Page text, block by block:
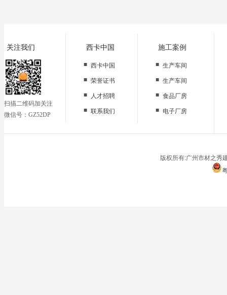
关注我们
扫描二维码加关注
微信号：GZ52DP
西卡中国
■ 西卡中国
■ 荣誉证书
■
人才招聘
■ 联系我们
施工案例
■ 生产车间
■ 生产车间
■ 食品厂房
■ 电子厂房
停车场
版权所有:广州市材之